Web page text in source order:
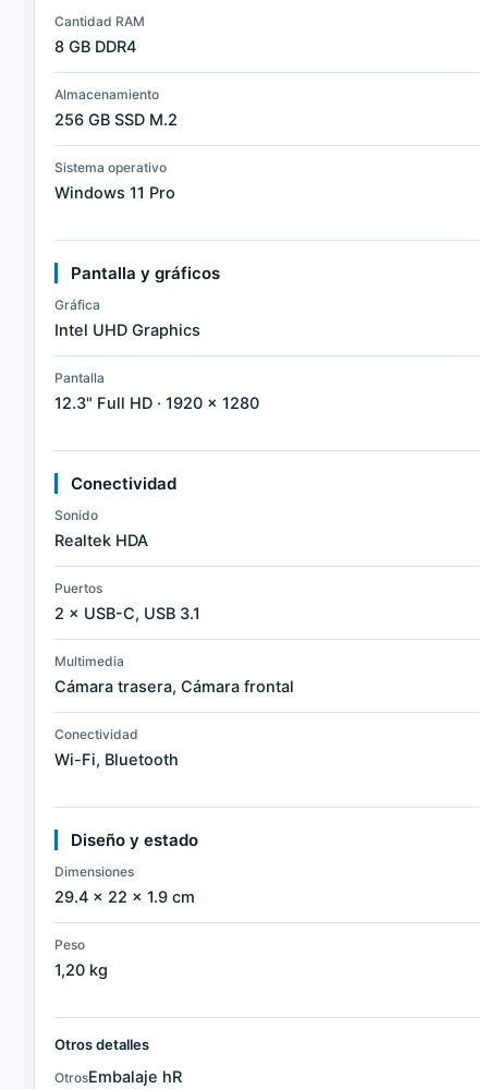
Cantidad RAM
8 GB DDR4
Almacenamiento
256 GB SSD M.2
Sistema operativo
Windows 11 Pro
Pantalla y gráficos
Gráfica
Intel UHD Graphics
Pantalla
12.3" Full HD · 1920 × 1280
Conectividad
Sonido
Realtek HDA
Puertos
2 × USB-C, USB 3.1
Multimedia
Cámara trasera, Cámara frontal
Conectividad
Wi-Fi, Bluetooth
Diseño y estado
Dimensiones
29.4 × 22 × 1.9 cm
Peso
1,20 kg
Otros detalles
OtrosEmbalaje hR